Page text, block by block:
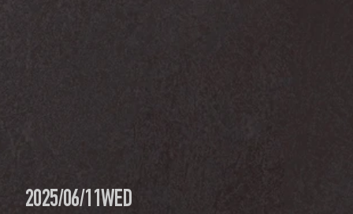
2025/06/11WED